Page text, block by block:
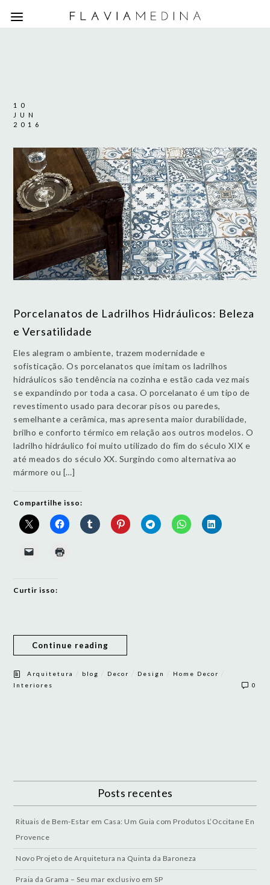
10
JUN
2016
Porcelanatos de Ladrilhos Hidráulicos: Beleza
e Versatilidade
Eles alegram o ambiente, trazem modernidade e
sofisticação. Os porcelanatos que imitam os ladrilhos
hidráulicos são tendência na cozinha e estão cada vez mais
se expandindo por toda a casa. O porcelanato é um tipo de
revestimento usado para decorar pisos ou paredes,
semelhante a cerâmica, mas apresenta maior durabilidade,
brilho e conforto térmico em relação aos outros modelos. O
ladrilho hidráulico foi muito utilizado do fim do século XIX e
até meados do século XX. Surgindo como alternativa ao
mármore ou […]
Compartilhe isso:
Curtir isso:
Continue reading
Arquitetura blog Decor Design Home Decor
Interiores 0
Posts recentes
Rituais de Bem-Estar em Casa: Um Guia com Produtos L’Occitane En
Provence
Novo Projeto de Arquitetura na Quinta da Baroneza
Praia da Grama – Seu mar exclusivo em SP